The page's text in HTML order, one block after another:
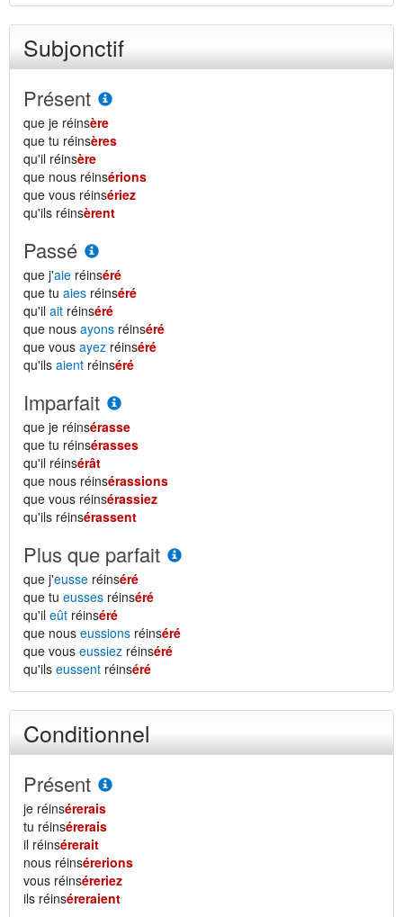
Subjonctif
Présent
que je réinsère
que tu réinsères
qu'il réinsère
que nous réinsérions
que vous réinsériez
qu'ils réinsèrent
Passé
que j'aie réinséré
que tu aies réinséré
qu'il ait réinséré
que nous ayons réinséré
que vous ayez réinséré
qu'ils aient réinséré
Imparfait
que je réinsérasse
que tu réinsérasses
qu'il réinsérât
que nous réinsérassions
que vous réinsérassiez
qu'ils réinsérassent
Plus que parfait
que j'eusse réinséré
que tu eusses réinséré
qu'il eût réinséré
que nous eussions réinséré
que vous eussiez réinséré
qu'ils eussent réinséré
Conditionnel
Présent
je réinsérerais
tu réinsérerais
il réinsérerait
nous réinsérerions
vous réinséreriez
ils réinséreraient